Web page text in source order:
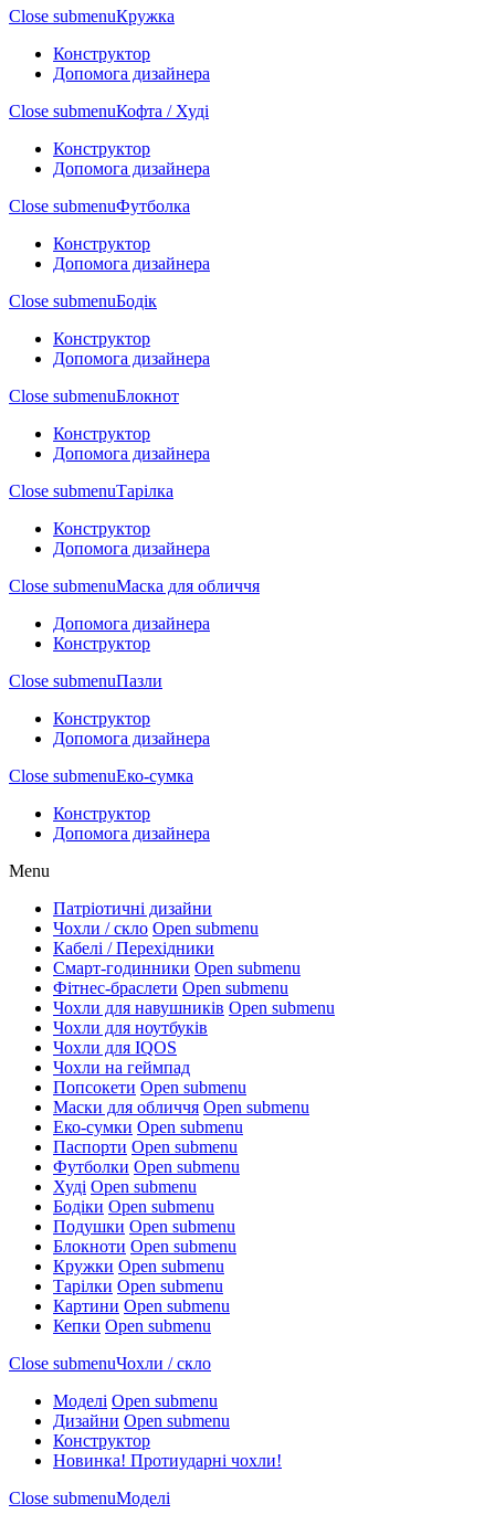
Close submenuКружка
Конструктор
Допомога дизайнера
Close submenuКофта / Худі
Конструктор
Допомога дизайнера
Close submenuФутболка
Конструктор
Допомога дизайнера
Close submenuБодік
Конструктор
Допомога дизайнера
Close submenuБлокнот
Конструктор
Допомога дизайнера
Close submenuТарілка
Конструктор
Допомога дизайнера
Close submenuМаска для обличчя
Допомога дизайнера
Конструктор
Close submenuПазли
Конструктор
Допомога дизайнера
Close submenuЕко-сумка
Конструктор
Допомога дизайнера
Menu
Патріотичні дизайни
Чохли / скло Open submenu
Кабелі / Перехідники
Смарт-годинники Open submenu
Фітнес-браслети Open submenu
Чохли для навушників Open submenu
Чохли для ноутбуків
Чохли для IQOS
Чохли на геймпад
Попсокети Open submenu
Маски для обличчя Open submenu
Еко-сумки Open submenu
Паспорти Open submenu
Футболки Open submenu
Худі Open submenu
Бодіки Open submenu
Подушки Open submenu
Блокноти Open submenu
Кружки Open submenu
Тарілки Open submenu
Картини Open submenu
Кепки Open submenu
Close submenuЧохли / скло
Моделі Open submenu
Дизайни Open submenu
Конструктор
Новинка! Протиударні чохли!
Close submenuМоделі